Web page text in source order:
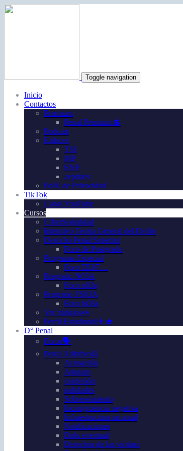
Toggle navigation
Inicio
Contactos
Premium
Penal Premium💲
Podcast
Enlaces
TSJ
MP
ENF
aepdaev
Polít. de Privacidad
TikTok
Canal YouTube
Cursos
CiberSeguridad
Intensivo Teoría General del Delito
Derecho Penal Superior
Foro de Postgrado
Programa Especial
Foro TE07…
Pregrado N03A
Foro n03a
Pregrado FS03A
Foro fs03a
Ver trabajos👀
Perfil Estudiantil👩‍🎓
D° Penal
Foros🗣️
Penal Adjetivo⚖️
Acusación
Amparo
confesión
nulidades
Sobreseimiento
Incongruencia negativa
Infraestructura racional
Notificaciones
Dolo eventual
Derechos de las víctima